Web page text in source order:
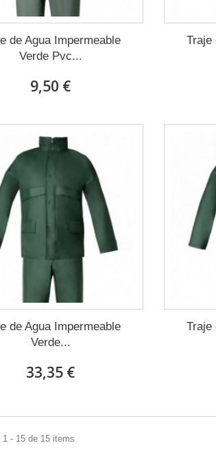
de Agua Impermeable
Verde Pvc...
9,50 €
Traje
de Agua Impermeable
Verde...
33,35 €
Traje
1 - 15 de 15 items